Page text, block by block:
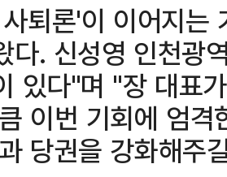
퇴론'이 이어지는
다. 신성영 인천광
있다"며 "장 대표
이번 기회에 엄
당권을 강화해주